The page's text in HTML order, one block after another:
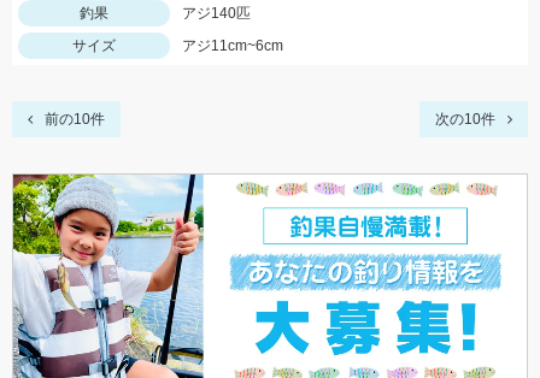
釣果
アジ140匹
サイズ
アジ11cm~6cm
前の10件 次の10件